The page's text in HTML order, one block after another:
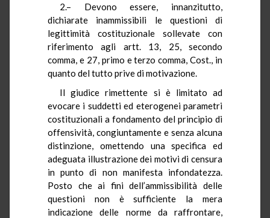
2.– Devono essere, innanzitutto,
dichiarate inammissibili le questioni di
legittimità costituzionale sollevate con
riferimento agli artt. 13, 25, secondo
comma, e 27, primo e terzo comma, Cost., in
quanto del tutto prive di motivazione.
Il giudice rimettente si è limitato ad
evocare i suddetti ed eterogenei parametri
costituzionali a fondamento del principio di
offensività, congiuntamente e senza alcuna
distinzione, omettendo una specifica ed
adeguata illustrazione dei motivi di censura
in punto di non manifesta infondatezza.
Posto che ai fini dell’ammissibilità delle
questioni non è sufficiente la mera
indicazione delle norme da raffrontare,